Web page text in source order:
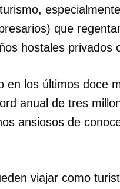
que
hostales privados
en los últimos doce
anual de tres
ansiosos de
viajar como